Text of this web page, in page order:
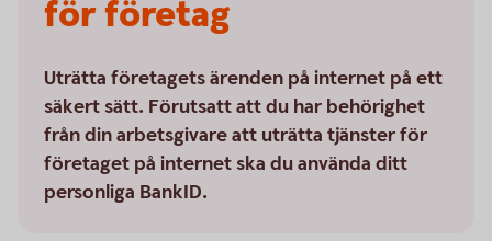
för företag
Uträtta företagets ärenden på internet på ett
säkert sätt. Förutsatt att du har behörighet
från din arbetsgivare att uträtta tjänster för
företaget på internet ska du använda ditt
personliga BankID.